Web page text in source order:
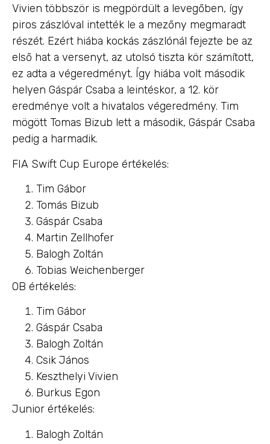
Vivien többször is megpördült a levegőben, így
piros zászlóval intették le a mezőny megmaradt
részét. Ezért hiába kockás zászlónál fejezte be az
első hat a versenyt, az utolsó tiszta kör számított,
ez adta a végeredményt. Így hiába volt második
helyen Gáspár Csaba a leintéskor, a 12. kör
eredménye volt a hivatalos végeredmény. Tim
mögött Tomas Bizub lett a második, Gáspár Csaba
pedig a harmadik.
FIA Swift Cup Europe értékelés:
Tim Gábor
Tomás Bizub
Gáspár Csaba
Martin Zellhofer
Balogh Zoltán
Tobias Weichenberger
OB értékelés:
Tim Gábor
Gáspár Csaba
Balogh Zoltán
Csik János
Keszthelyi Vivien
Burkus Egon
Junior értékelés:
Balogh Zoltán